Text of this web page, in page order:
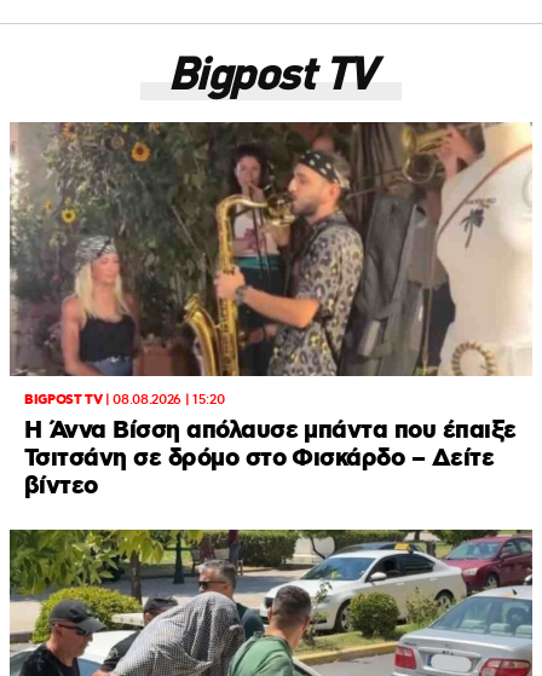
Bigpost TV
BIGPOST TV|08.08.2026 | 15:20
Η Άννα Βίσση απόλαυσε μπάντα που έπαιξε
Τσιτσάνη σε δρόμο στο Φισκάρδο – Δείτε
βίντεο